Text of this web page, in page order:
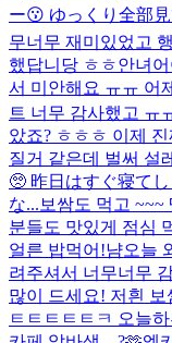
ー😗 ゆっくり全部
무너무 재미있었고
했답니당 ㅎㅎ안녀
서 미안해요 ㅠㅠ 어
트 너무 감사했고 ㅠ
았죠? ㅎㅎㅎ 이제
질거 같은데 벌써 설
🥺 昨日はすぐ寝て
な... 보쌈도 먹고 ~~~
분들도 맛있게 점심
얼른 밥먹어!냠오늘
려주셔서 너무너무
많이 드세요! 저흰 보
ㅌㅌㅌㅌㅌㅋ 오늘